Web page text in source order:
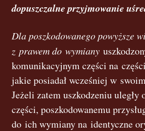
dopuszczalne przyjmowanie
Dla poszkodowanego powyższe
z prawem do wymiany
komunikacyjnym części na
jakie posiadał wcześniej w
Jeżeli zatem uszkodzeniu uległy
części, poszkodowanemu
do ich wymiany na identyczne